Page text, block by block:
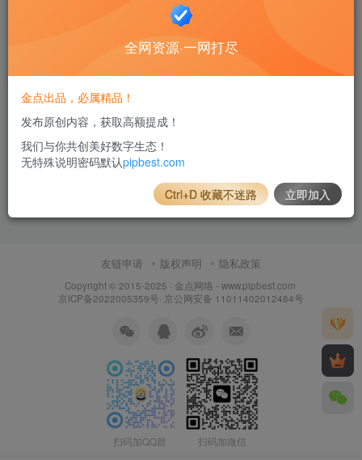
深度评测：XMind 8 Pro何以成为最受
欢迎的思维导图软件？秒杀Xmind
ZEN版本
软件工具
友链申请 版权声明 隐私政策
Copyright © 2015-2025 · 金点网络 - www.pipbest.com
京ICP备2022005359号· 京公网安备 11011402012484号
扫码加QQ群 扫码加微信
全网资源·一网打尽
金点出品，必属精品！
发布原创内容，获取高额提成！
我们与你共创美好数字生态！
无特殊说明密码默认pipbest.com
Ctrl+D 收藏不迷路 立即加入